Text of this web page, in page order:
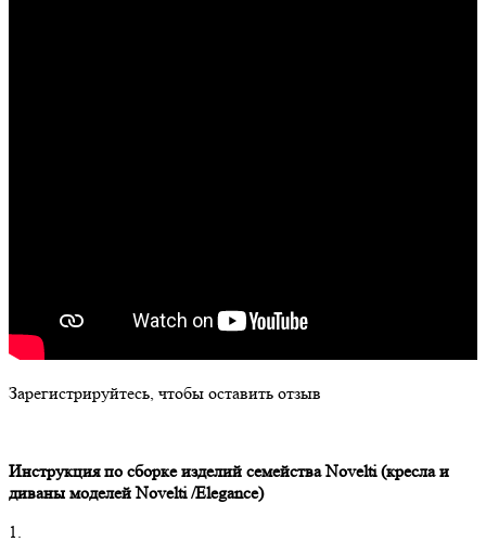
Зарегистрируйтесь, чтобы оставить отзыв
Инструкция по сборке изделий семействаNovelti(кресла и
диваны моделейNovelti/Elegance)
1.